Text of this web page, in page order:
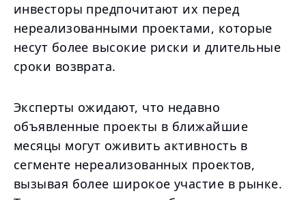
инвесторы предпочитают их перед
нереализованными проектами, которые
несут более высокие риски и длительные
сроки возврата.
Эксперты ожидают, что недавно
объявленные проекты в ближайшие
месяцы могут оживить активность в
сегменте нереализованных проектов,
вызывая более широкое участие в рынке.